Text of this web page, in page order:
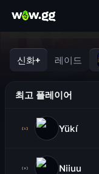
신화+ 레이드
최고 플레이어
Yükí
Niiuu